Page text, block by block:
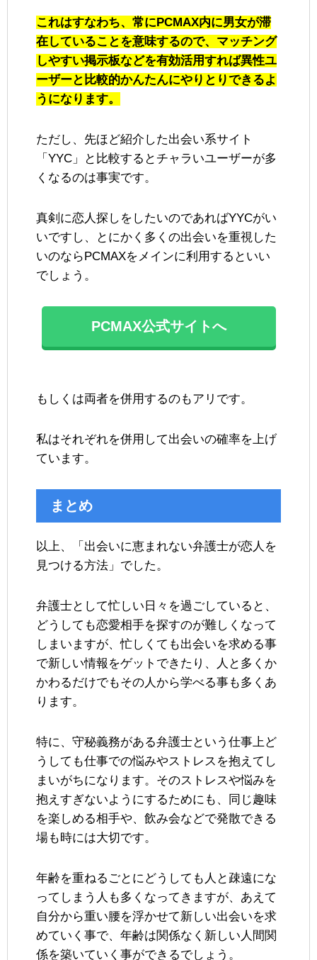
これはすなわち、常にPCMAX内に男女が滞
在していることを意味するので、マッチング
しやすい掲示板などを有効活用すれば異性ユ
ーザーと比較的かんたんにやりとりできるよ
うになります。
ただし、先ほど紹介した出会い系サイト
「YYC」と比較するとチャラいユーザーが多
くなるのは事実です。
真剣に恋人探しをしたいのであればYYCがい
いですし、とにかく多くの出会いを重視した
いのならPCMAXをメインに利用するといい
でしょう。
PCMAX公式サイトへ
もしくは両者を併用するのもアリです。
私はそれぞれを併用して出会いの確率を上げ
ています。
まとめ
以上、「出会いに恵まれない弁護士が恋人を
見つける方法」でした。
弁護士として忙しい日々を過ごしていると、
どうしても恋愛相手を探すのが難しくなって
しまいますが、忙しくても出会いを求める事
で新しい情報をゲットできたり、人と多くか
かわるだけでもその人から学べる事も多くあ
ります。
特に、守秘義務がある弁護士という仕事上ど
うしても仕事での悩みやストレスを抱えてし
まいがちになります。そのストレスや悩みを
抱えすぎないようにするためにも、同じ趣味
を楽しめる相手や、飲み会などで発散できる
場も時には大切です。
年齢を重ねるごとにどうしても人と疎遠にな
ってしまう人も多くなってきますが、あえて
自分から重い腰を浮かせて新しい出会いを求
めていく事で、年齢は関係なく新しい人間関
係を築いていく事ができるでしょう。